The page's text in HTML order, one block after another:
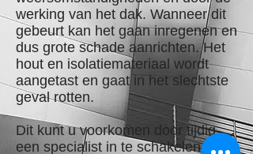
werking van het dak. Wanneer dit
gebeurt kan het gaan inregenen en
dus grote schade aanrichten. Het
hout en isolatiemateriaal wordt
aangetast en gaat in het slechtste
geval rotten.
Dit kunt u voorkomen door tijdig
een specialist in te schakelen om